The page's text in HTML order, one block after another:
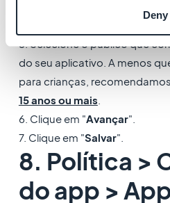
Deny
3. Selecione o público que
do seu aplicativo. A menos
para crianças,
15 anos ou mais
6. Clique em "Avançar".
7. Clique em "Salvar".
8. Política >
do app >